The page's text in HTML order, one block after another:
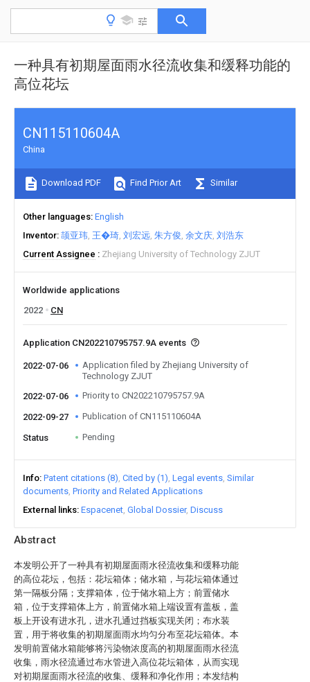
一种具有初期屋面雨水径流收集和缓释功能的
高位花坛
Abstract
本发明公开了一种具有初期屋面雨水径流收集和缓释功能
的高位花坛，包括：花坛箱体；储水箱，与花坛箱体通过
第一隔板分隔；支撑箱体，位于储水箱上方；前置储水
箱，位于支撑箱体上方，前置储水箱上端设置有盖板，盖
板上开设有进水孔，进水孔通过挡板实现关闭；布水装
置，用于将收集的初期屋面雨水均匀分布至花坛箱体。本
发明前置储水箱能够将污染物浓度高的初期屋面雨水径流
收集，雨水径流通过布水管进入高位花坛箱体，从而实现
对初期屋面雨水径流的收集、缓释和净化作用；本发结构
CN115110604A
China
Download PDF Find Prior Art Similar
Other languages English
Inventor 颉亚玮 王�琦 刘宏远 朱方俊 余文庆 刘浩东
Current Assignee
Zhejiang University of Technology ZJUT
Worldwide applications
2022
CN
Application CN202210795757.9A events
2022-07-06
Application filed by Zhejiang University of
Technology ZJUT
2022-07-06
Priority to CN202210795757.9A
2022-09-27 Publication of CN115110604A
Status Pending
Info Patent citations (8) Cited by (1) Legal events Similar
documents Priority and Related Applications
External links Espacenet Global Dossier Discuss